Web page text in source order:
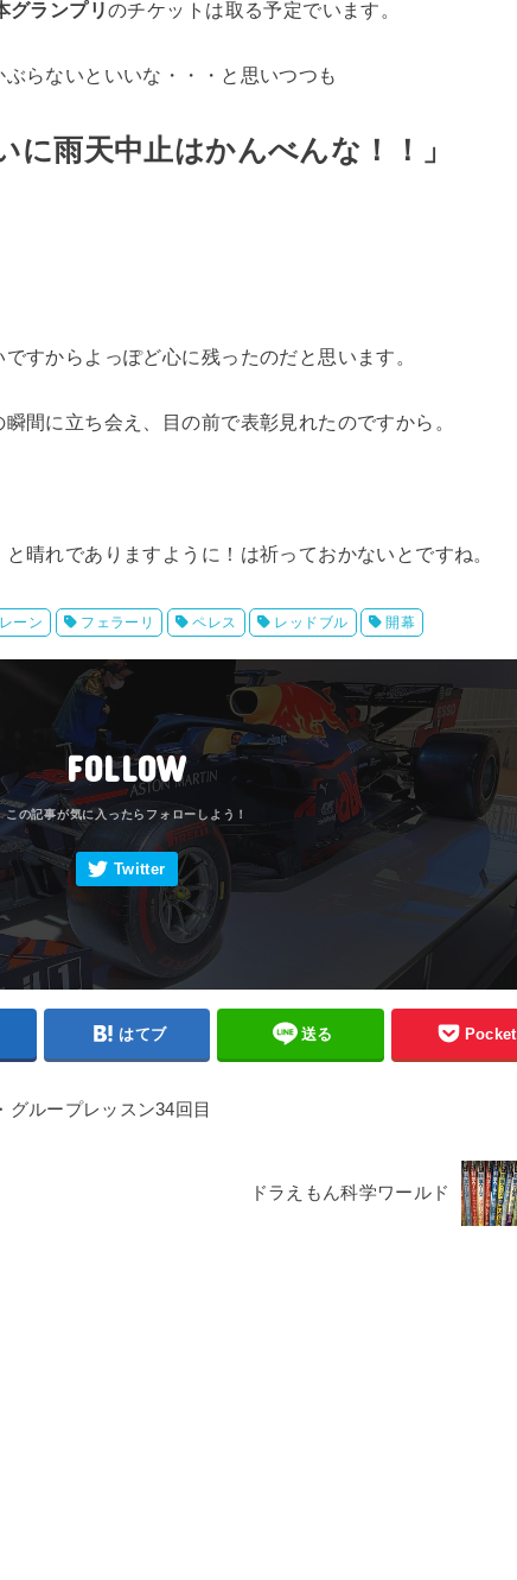
グランプリのチケットは取る予定でいます。
らないといいな・・・と思いつつも
に雨天中止はかんべんな！！」
すからよっぽど心に残ったのだと思います。
間に立ち会え、目の前で表彰見れたのですから。
晴れでありますように！は祈っておかないとですね。
ーン フェラーリ ペレス レッドブル 開幕
FOLLOW
はてブ 送る Pocket
グループレッスン34回目
ドラえもん科学ワールド